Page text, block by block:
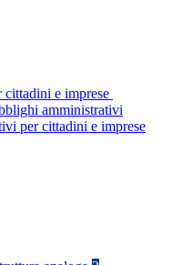
e imprese
amministrativi
per cittadini e imprese